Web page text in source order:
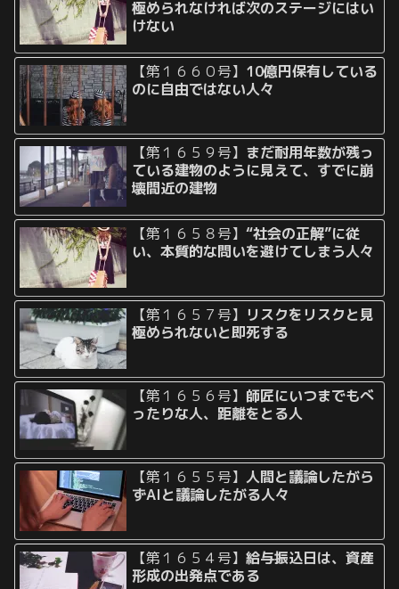
極められなければ次のステージにはい
けない
【第１６６０号】 10億円保有している
のに自由ではない人々
【第１６５９号】 まだ耐用年数が残っ
ている建物のように見えて、すでに崩
壊間近の建物
【第１６５８号】“社会の正解”に従
い、本質的な問いを避けてしまう人々
【第１６５７号】 リスクをリスクと見
極められないと即死する
【第１６５６号】 師匠にいつまでもべ
ったりな人、距離をとる人
【第１６５５号】人間と議論したがら
ずAIと議論したがる人々
【第１６５４号】給与振込日は、資産
形成の出発点である